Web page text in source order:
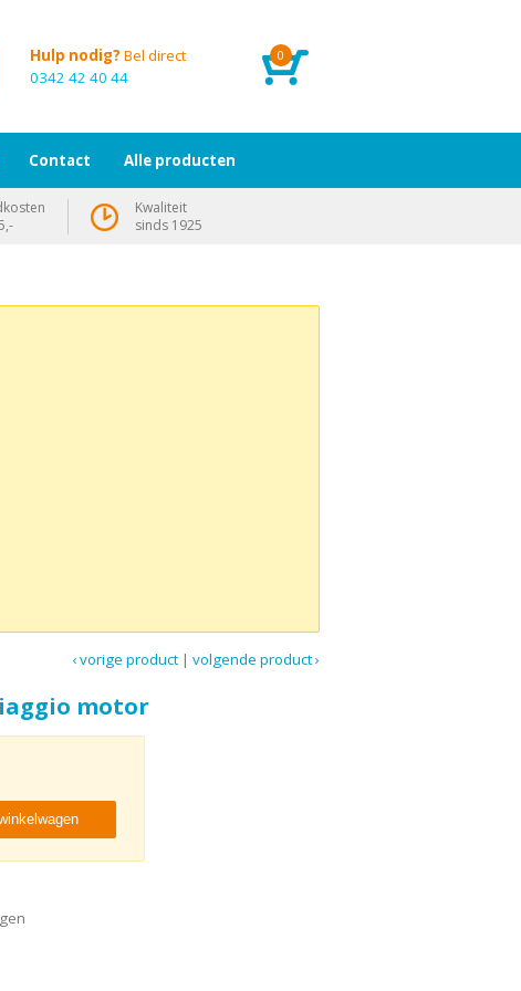
0
Hulp nodig? Bel direct
0342 42 40 44
volgende product ›
|
‹ vorige product
motor
Contact Alle producten
Kwaliteit
sinds 1925